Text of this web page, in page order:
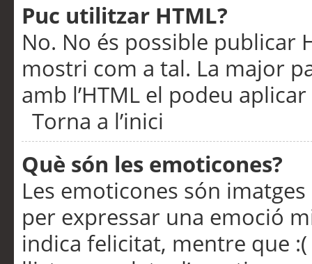
Puc utilitzar HTML?
No. No és possible publicar
mostri com a tal. La major
amb l’HTML el podeu
Torna a l’inici
Què són les emoticones?
Les emoticones són
per expressar una emoció
indica felicitat, mentre que